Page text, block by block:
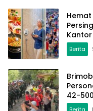
Kantor
Berita
42-